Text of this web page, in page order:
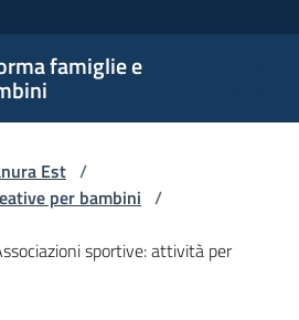
famiglie e
Est /
per bambini /
sportive: attività per